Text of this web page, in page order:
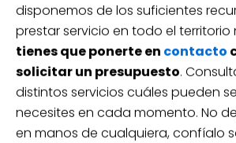
disponemos de los suficientes
prestar servicio en todo el territorio
tienes que ponerte en contacto
solicitar un presupuesto.
distintos servicios cuáles pueden
necesites en cada momento. No
en manos de cualquiera, confíalo